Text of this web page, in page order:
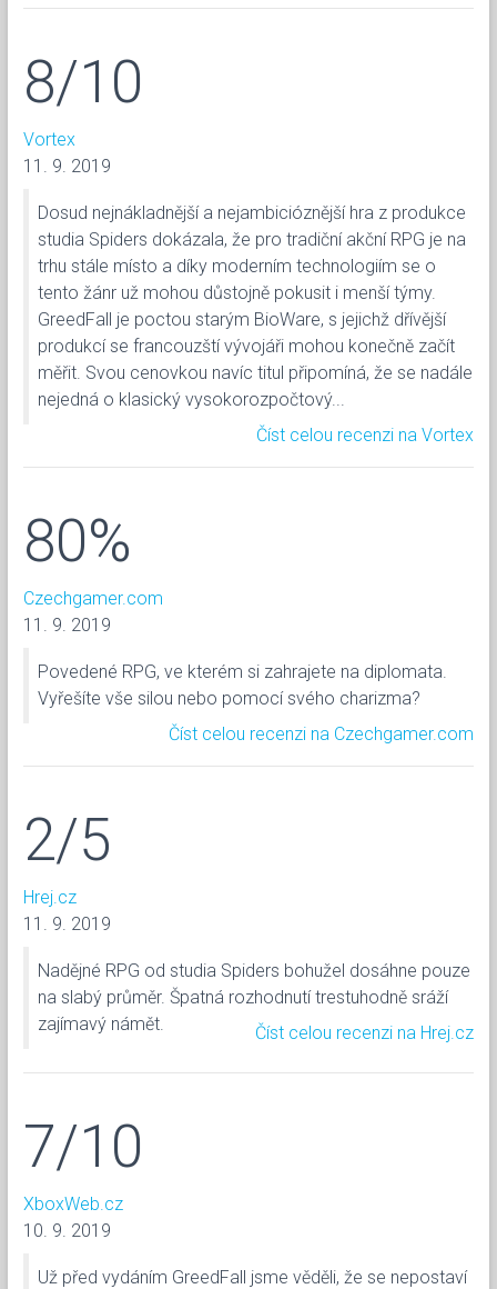
8/10
Vortex
11. 9. 2019
Dosud nejnákladnější a nejambicióznější hra z produkce
studia Spiders dokázala, že pro tradiční akční RPG je na
trhu stále místo a díky moderním technologiím se o
tento žánr už mohou důstojně pokusit i menší týmy.
GreedFall je poctou starým BioWare, s jejichž dřívější
produkcí se francouzští vývojáři mohou konečně začít
měřit. Svou cenovkou navíc titul připomíná, že se nadále
nejedná o klasický vysokorozpočtový...
Číst celou recenzi na Vortex
80%
Czechgamer.com
11. 9. 2019
Povedené RPG, ve kterém si zahrajete na diplomata.
Vyřešíte vše silou nebo pomocí svého charizma?
Číst celou recenzi na Czechgamer.com
2/5
Hrej.cz
11. 9. 2019
Nadějné RPG od studia Spiders bohužel dosáhne pouze
na slabý průměr. Špatná rozhodnutí trestuhodně sráží
zajímavý námět.
Číst celou recenzi na Hrej.cz
7/10
XboxWeb.cz
10. 9. 2019
Už před vydáním GreedFall jsme věděli, že se nepostaví